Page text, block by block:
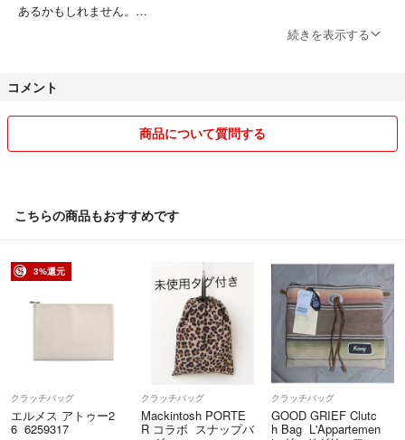
あるかもしれません。
以上の点で、神経質な方、中古にご理解ない方はご遠慮下さい。
ら購入お願いします。
取り置きなど専用はトラブル防止のためにしておりません。
気持ちの良い丁寧なお取引を心がけております。
どうぞよろしくお願いします。
続きを表示する
コメント
商品について質問する
こちらの商品もおすすめです
3%還元
クラッチバッグ
エルメス アトゥー2
6 6259317
クラッチバッグ
Mackintosh PORTE
R コラボ スナップバ
クラッチバッグ
GOOD GRIEF Clutc
h Bag L'Appartemen